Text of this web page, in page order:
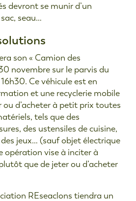
devront se munir d’un
seau…
son « Camion des
novembre sur le parvis du
Ce véhicule est en
et une recyclerie mobile
d’acheter à petit prix toutes
tels que des
des ustensiles de cuisine,
jeux… (sauf objet électrique
opération vise à inciter à
que de jeter ou d’acheter
REseaclons tiendra un